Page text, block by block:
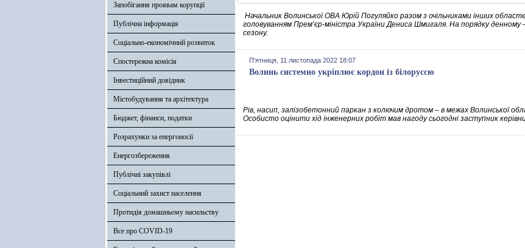
Запобігання проявам корупції
Публічна інформація
Соціально-економічний розвиток
Спостережна комісія
Інвестиційний довідник
Містобудування та архітектура
Бюджет, фінанси, податки
Розрахунки за енергоносії
Енергозбереження
Публічні закупівлі
Соціальний захист населення
Протидія домашньому насильству
Все про COVID-19
Начальник Волинської ОВА Юрій Погуляйко разом з очільниками інших
головуванням Прем’єр-міністра України Дениса Шмигаля. На порядку
сезону.
П'ятниця, 11 листопада 2022 18:07
Волинь системно укріплює кордон із білоруссю
Рів, насип, залізобетонний паркан з колючим дротом – в межах Волинської
Особисто оцінити хід інженерних робіт мав нагоду сьогодні заступник